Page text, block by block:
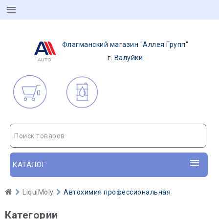
Флагманский магазин "Аллея Групп"
г. Валуйки
0
Поиск товаров
КАТАЛОГ
LiquiMoly Автохимия профессиональная
Категории